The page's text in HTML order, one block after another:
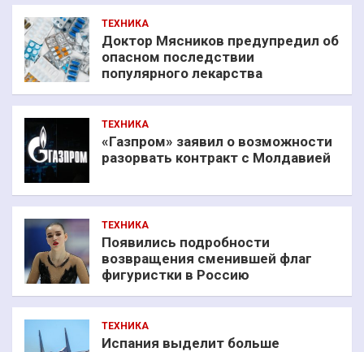
ТЕХНИКА
Доктор Мясников предупредил об
опасном последствии
популярного лекарства
ТЕХНИКА
«Газпром» заявил о возможности
разорвать контракт с Молдавией
ТЕХНИКА
Появились подробности
возвращения сменившей флаг
фигуристки в Россию
ТЕХНИКА
Испания выделит больше